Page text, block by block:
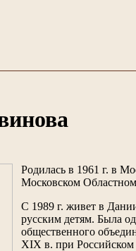
Родилась в 1961 г. в
Московском
С 1989 г. живет в
русским детям. Была
общественного
XIX в. при